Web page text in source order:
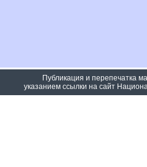
Публикация и перепечатка
указанием ссылки на сайт